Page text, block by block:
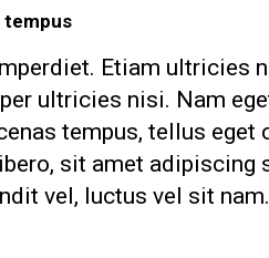
tempus
Etiam ultricies
ultricies nisi. Nam
tempus, tellus eget
sit amet adipiscing
vel, luctus vel sit nam.